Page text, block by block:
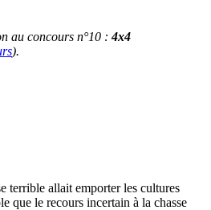
au concours n°10 :4x4
).
terrible allait emporter les cultures
que le recours incertain à la chasse